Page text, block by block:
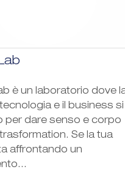
è un laboratorio dove
e il business si
per dare senso e corpo
Se la tua
affrontando un